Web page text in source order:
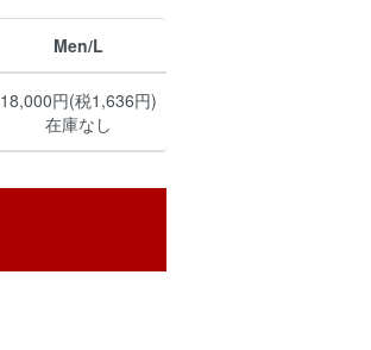
Men/L
18,000円(税1,636円)
在庫なし